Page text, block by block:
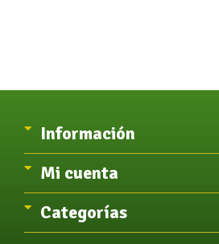
Información
Mi cuenta
Categorías